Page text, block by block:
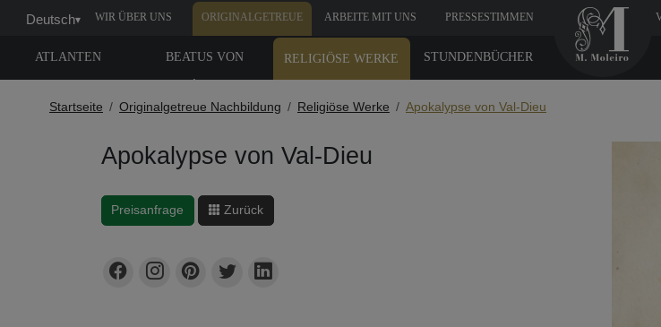
Deutsch▾ WIR ÜBER UNS ORIGINALGETREUE
NACHBILDUNG
ARBEITE MIT UNS PRESSESTIMMEN
ATLANTEN BEATUS VON RELIGIÖSE WERKE STUNDENBÜCHER
Startseite Originalgetreue Nachbildung Religiöse Werke Apokalypse von Val-Dieu
Apokalypse von Val-Dieu
Preisanfrage Zurück